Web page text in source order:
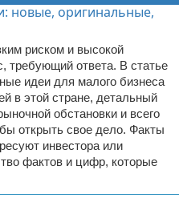
риском и высокой
требующий ответа. В статье
идеи для малого бизнеса
в этой стране, детальный
обстановки и всего
открыть свое дело. Факты
инвестора или
фактов и цифр, которые